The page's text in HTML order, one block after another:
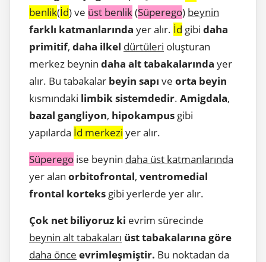
benlik(İd) ve üst benlik(Süperego) beynin
farklı katmanlarında yer alır. İd gibi daha
primitif, daha ilkel dürtüleri oluşturan
merkez beynin daha alt tabakalarında yer
alır. Bu tabakalar beyin sapı ve orta beyin
kısmındaki limbik sistemdedir. Amigdala,
bazal gangliyon, hipokampus gibi
yapılarda İd merkezi yer alır.
Süperego ise beynin daha üst katmanlarında
yer alan orbitofrontal, ventromedial
frontal korteks gibi yerlerde yer alır.
Çok net biliyoruz ki evrim sürecinde
beynin alt tabakaları üst tabakalarına göre
daha önce evrimleşmiştir. Bu noktadan da